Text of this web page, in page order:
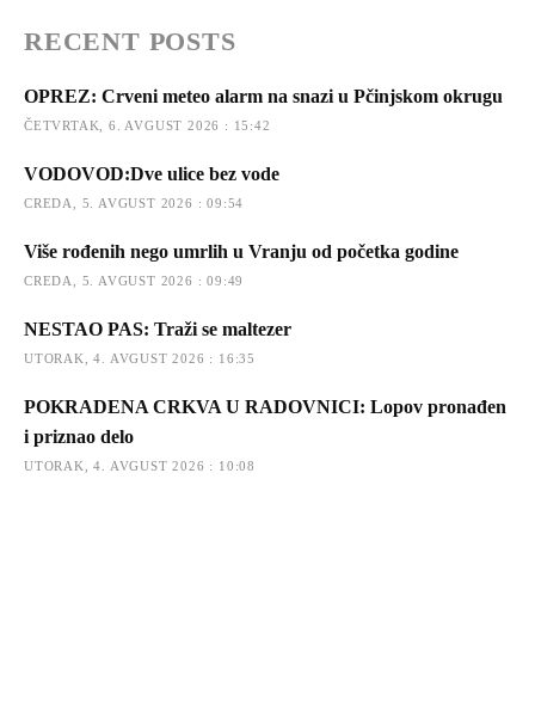
RECENT POSTS
OPREZ: Crveni meteo alarm na snazi u Pčinjskom okrugu
ČETVRTAK, 6. AVGUST 2026 : 15:42
VODOVOD:Dve ulice bez vode
CREDA, 5. AVGUST 2026 : 09:54
Više rođenih nego umrlih u Vranju od početka godine
CREDA, 5. AVGUST 2026 : 09:49
NESTAO PAS: Traži se maltezer
UTORAK, 4. AVGUST 2026 : 16:35
POKRADENA CRKVA U RADOVNICI: Lopov pronađen
i priznao delo
UTORAK, 4. AVGUST 2026 : 10:08